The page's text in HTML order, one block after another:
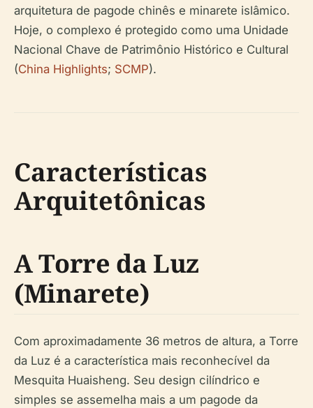
arquitetura de pagode chinês e minarete islâmico.
Hoje, o complexo é protegido como uma Unidade
Nacional Chave de Patrimônio Histórico e Cultural
(China Highlights; SCMP).
Características
Arquitetônicas
A Torre da Luz
(Minarete)
Com aproximadamente 36 metros de altura, a Torre
da Luz é a característica mais reconhecível da
Mesquita Huaisheng. Seu design cilíndrico e
simples se assemelha mais a um pagode da